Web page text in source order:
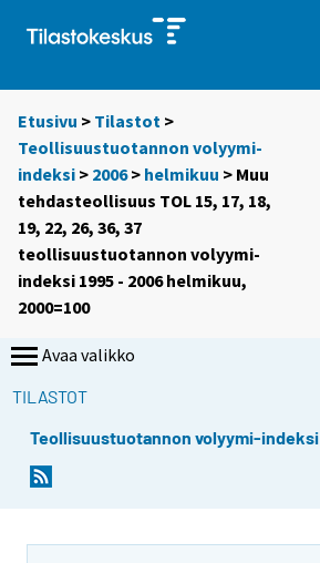
Etusivu > Tilastot >
Teollisuustuotannon volyymi-
indeksi > 2006> helmikuu > Muu
tehdasteollisuus TOL 15, 17, 18,
19, 22, 26, 36, 37
teollisuustuotannon volyymi-
indeksi 1995 - 2006 helmikuu,
2000=100
Avaa valikko
TILASTOT
Teollisuustuotannon volyymi-indeksi